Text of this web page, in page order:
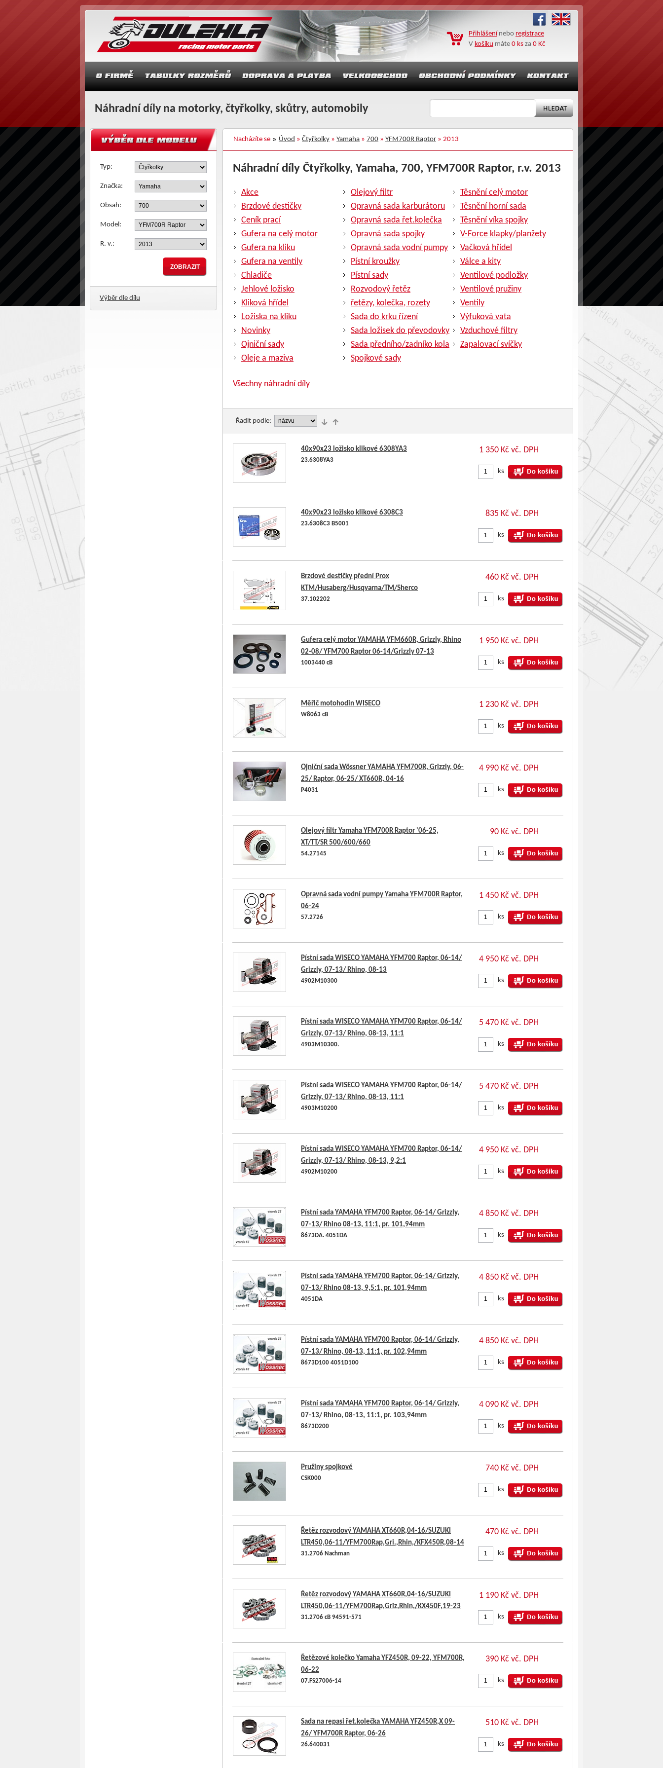
Přihlášení nebo registrace
V košíku máte 0 ks za 0 Kč
Náhradní díly na motorky, čtyřkolky, skůtry, automobily
Nacházíte se Úvod » Čtyřkolky » Yamaha » 700 » YFM700R Raptor » 2013
Typ:
Značka:
Obsah:
Model:
R. v.:
Výběr dle dílu
Náhradní díly Čtyřkolky, Yamaha, 700, YFM700R Raptor, r.v. 2013
Akce Olejový filtr
Těsnění celý motor
Brzdové destičky
Opravná sada karburátoru
Těsnění horní sada
Ceník prací
Opravná sada řet.kolečka
Těsnění víka spojky
Gufera na celý motor
Opravná sada spojky
V-Force klapky/planžety
Gufera na kliku
Opravná sada vodní pumpy
Vačková hřídel
Gufera na ventily
Pístní kroužky
Válce a kity
Chladiče
Pístní sady
Ventilové podložky
Jehlové ložisko
Rozvodový řetěz
Ventilové pružiny
Kliková hřídel
řetězy, kolečka, rozety
Ventily
Ložiska na kliku
Sada do krku řízení
Výfuková vata
Novinky
Sada ložisek do převodovky
Vzduchové filtry
Ojniční sady
Sada předního/zadníko kola
Zapalovací svíčky
Oleje a maziva
Spojkové sady
Všechny náhradní díly
Řadit podle:
40x90x23 ložisko klikové 6308YA3
23.6308YA3
1 350 Kč vč. DPH
ks
40x90x23 ložisko klikové 6308C3
23.6308C3 B5001
835 Kč vč. DPH
ks
Brzdové destičky přední Prox
KTM/Husaberg/Husqvarna/TM/Sherco
37.102202
460 Kč vč. DPH
ks
Gufera celý motor YAMAHA YFM660R, Grizzly, Rhino
02-08/ YFM700 Raptor 06-14/Grizzly 07-13
1003440 cB
1 950 Kč vč. DPH
ks
Měřič motohodin WISECO
W8063 cB
1 230 Kč vč. DPH
ks
Ojniční sada Wössner YAMAHA YFM700R, Grizzly, 06-
25/ Raptor, 06-25/ XT660R, 04-16
P4031
4 990 Kč vč. DPH
ks
Olejový filtr Yamaha YFM700R Raptor '06-25,
XT/TT/SR 500/600/660
54.27145
90 Kč vč. DPH
ks
Opravná sada vodní pumpy Yamaha YFM700R Raptor,
06-24
57.2726
1 450 Kč vč. DPH
ks
Pístní sada WISECO YAMAHA YFM700 Raptor, 06-14/
Grizzly, 07-13/ Rhino, 08-13
4902M10300
4 950 Kč vč. DPH
ks
Pístní sada WISECO YAMAHA YFM700 Raptor, 06-14/
Grizzly, 07-13/ Rhino, 08-13, 11:1
4903M10300.
5 470 Kč vč. DPH
ks
Pístní sada WISECO YAMAHA YFM700 Raptor, 06-14/
Grizzly, 07-13/ Rhino, 08-13, 11:1
4903M10200
5 470 Kč vč. DPH
ks
Pístní sada WISECO YAMAHA YFM700 Raptor, 06-14/
Grizzly, 07-13/ Rhino, 08-13, 9,2:1
4902M10200
4 950 Kč vč. DPH
ks
Pístní sada YAMAHA YFM700 Raptor, 06-14/ Grizzly,
07-13/ Rhino 08-13, 11:1, pr. 101,94mm
8673DA. 4051DA
4 850 Kč vč. DPH
ks
Pístní sada YAMAHA YFM700 Raptor, 06-14/ Grizzly,
07-13/ Rhino 08-13, 9,5:1, pr. 101,94mm
4051DA
4 850 Kč vč. DPH
ks
Pístní sada YAMAHA YFM700 Raptor, 06-14/ Grizzly,
07-13/ Rhino, 08-13, 11:1, pr. 102,94mm
8673D100 4051D100
4 850 Kč vč. DPH
ks
Pístní sada YAMAHA YFM700 Raptor, 06-14/ Grizzly,
07-13/ Rhino, 08-13, 11:1, pr. 103,94mm
8673D200
4 090 Kč vč. DPH
ks
Pružiny spojkové
CSK000
740 Kč vč. DPH
ks
Řetěz rozvodový YAMAHA XT660R,04-16/SUZUKI
LTR450,06-11/YFM700Rap,Gri.,Rhin,/KFX450R,08-14
31.2706 Nachman
470 Kč vč. DPH
ks
Řetěz rozvodový YAMAHA XT660R,04-16/SUZUKI
LTR450,06-11/YFM700Rap,Griz,Rhin,/KX450F,19-23
31.2706 cB 94591-571
1 190 Kč vč. DPH
ks
Řetězové kolečko Yamaha YFZ450R, 09-22, YFM700R,
06-22
07.FS27006-14
390 Kč vč. DPH
ks
Sada na repasi řet.kolečka YAMAHA YFZ450R,X 09-
26/ YFM700R Raptor, 06-26
26.640031
510 Kč vč. DPH
ks